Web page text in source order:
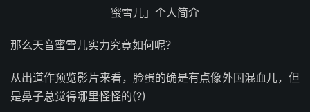
那么天音蜜雪儿实力究竟如何呢？
从出道作预览影片来看，脸蛋的确是有点像外国混血儿，但
是鼻子总觉得哪里怪怪的(?)